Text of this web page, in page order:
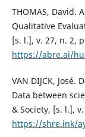
THOMAS, David.
Qualitative
[s. l.], v. 27, n. 2,
https://abre.ai/
VAN DIJCK,
Data between
& Society, [s. l.],
https://shre.ink/